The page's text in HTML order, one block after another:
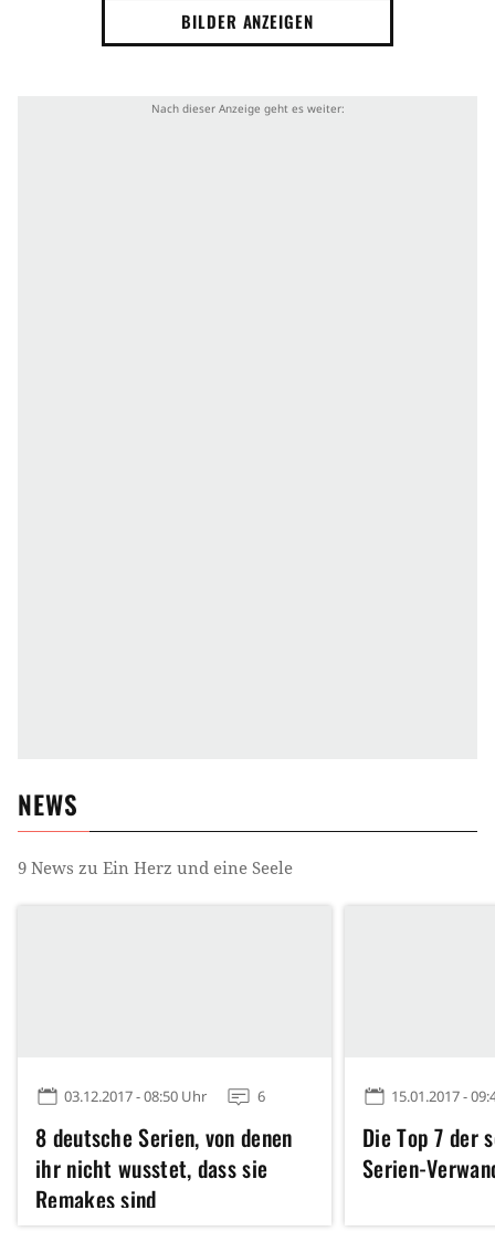
BILDER ANZEIGEN
NEWS
9 News zu Ein Herz und eine Seele
03.12.2017 - 08:50 Uhr 6
8 deutsche Serien, von denen
ihr nicht wusstet, dass sie
Remakes sind
15.01.2017 -
Die Top 7 der
Serien-